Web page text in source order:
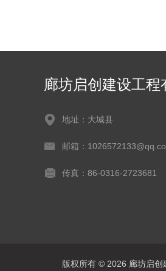
廊坊启创建设工程
地址：大城县
邮箱：
传真：86-0316-2723681
版权所有 © 2026 廊坊启